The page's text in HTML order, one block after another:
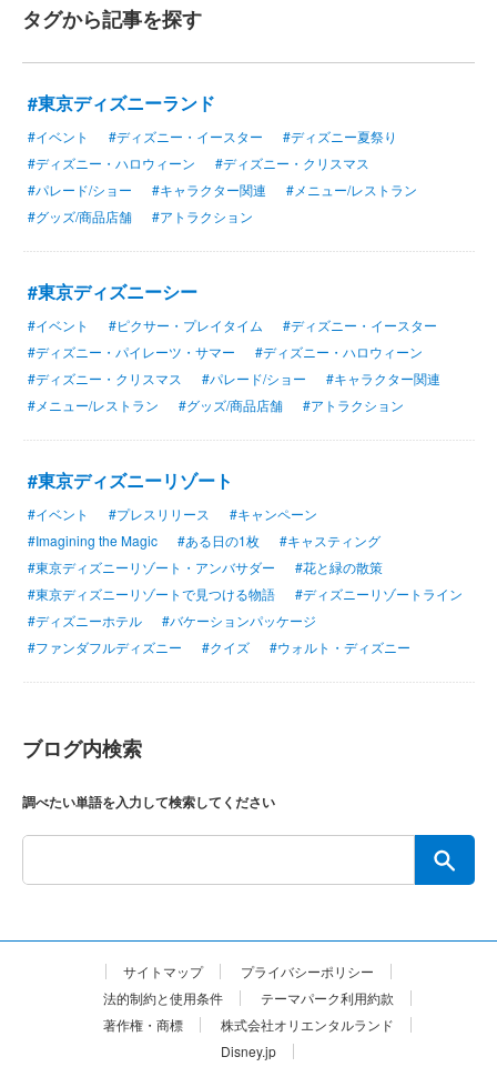
タグから記事を探す
#東京ディズニーランド
#イベント #ディズニー・イースター
#ディズニー夏祭り
#ディズニー・ハロウィーン
#ディズニー・クリスマス
#パレード/ショー
#キャラクター関連
#メニュー/レストラン
#グッズ/商品店舗
#アトラクション
#東京ディズニーシー
#イベント #ピクサー・プレイタイム
#ディズニー・イースター
#ディズニー・パイレーツ・サマー
#ディズニー・ハロウィーン
#ディズニー・クリスマス
#パレード/ショー
#キャラクター関連
#メニュー/レストラン
#グッズ/商品店舗 #アトラクション
#東京ディズニーリゾート
#イベント #プレスリリース
#キャンペーン
#Imagining the Magic
#ある日の1枚
#キャスティング
#東京ディズニーリゾート・アンバサダー
#花と緑の散策
#東京ディズニーリゾートで見つける物語
#ディズニーリゾートライン
#ディズニーホテル
#バケーションパッケージ
#ファンダフルディズニー
#クイズ #ウォルト・ディズニー
ブログ内検索
調べたい単語を入力して検索してください
サイトマップ
プライバシーポリシー
法的制約と使用条件
テーマパーク利用約款
著作権・商標
株式会社オリエンタルランド
Disney.jp